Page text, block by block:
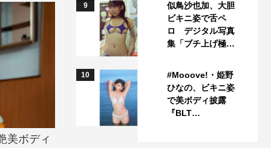
美ボディ
9
似鳥沙也加、大胆
ビキニ姿で舌ペ
ロ デジタル写真
集「ブチ上げ極…
10
#Mooove!・姫野
ひなの、ビキニ姿
で美ボディ披露
『BLT…